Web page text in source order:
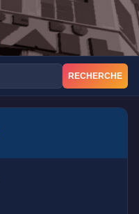
RECHERCHE